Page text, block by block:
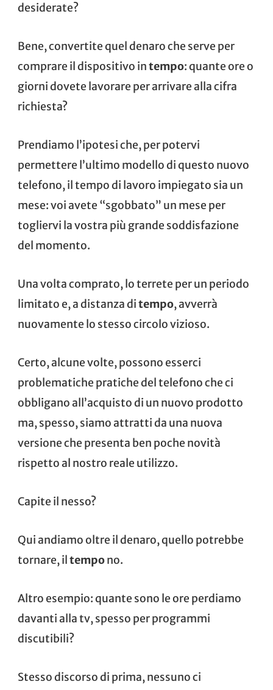
desiderate?
Bene, convertite quel denaro che serve per
comprare il dispositivo intempo: quante ore o
giorni dovete lavorare per arrivare alla cifra
richiesta?
Prendiamo l’ipotesi che, per potervi
permettere l’ultimo modello di questo nuovo
telefono, il tempo di lavoro impiegato sia un
mese: voi avete “sgobbato” un mese per
togliervi la vostra più grande soddisfazione
del momento.
Una volta comprato, lo terrete per un periodo
limitato e, a distanza ditempo, avverrà
nuovamente lo stesso circolo vizioso.
Certo, alcune volte, possono esserci
problematiche pratiche del telefono che ci
obbligano all’acquisto di un nuovo prodotto
ma, spesso, siamo attratti da una nuova
versione che presenta ben poche novità
rispetto al nostro reale utilizzo.
Capite il nesso?
Qui andiamo oltre il denaro, quello potrebbe
tornare, il tempono.
Altro esempio: quante sono le ore perdiamo
davanti alla tv, spesso per programmi
discutibili?
Stesso discorso di prima, nessuno ci